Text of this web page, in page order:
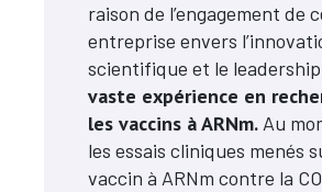
raison de l’engagement de
entreprise envers
scientifique et le
vaste expérience en
les vaccins à ARNm. Au
les essais cliniques menés
vaccin à ARNm contre la